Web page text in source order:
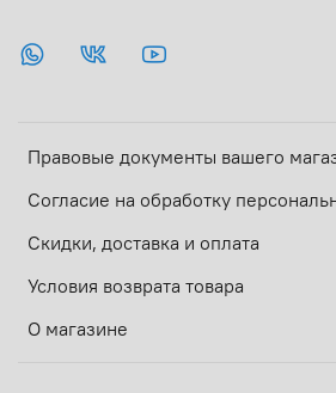
Правовые документы вашего
Согласие на обработку
Скидки, доставка и оплата
Условия возврата товара
О магазине